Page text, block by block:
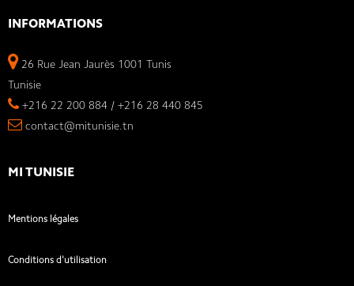
INFORMATIONS
26 Rue Jean Jaurès 1001 Tunis
Tunisie
+216 22 200 884 / +216 28 440 845
contact@mitunisie.tn
MI TUNISIE
Mentions légales
Conditions d'utilisation